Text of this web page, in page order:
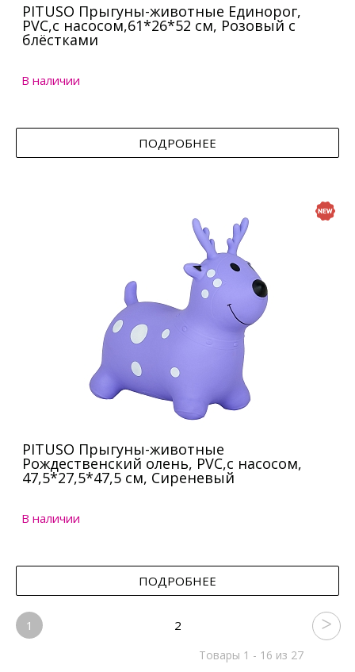
PITUSO Прыгуны-животные Единорог,
PVC,с насосом,61*26*52 см, Розовый с
блёстками
В наличии
ПОДРОБНЕЕ
PITUSO Прыгуны-животные
Рождественский олень, PVC,с насосом,
47,5*27,5*47,5 см, Сиреневый
В наличии
ПОДРОБНЕЕ
1 2
Товары 1 - 16 из 27